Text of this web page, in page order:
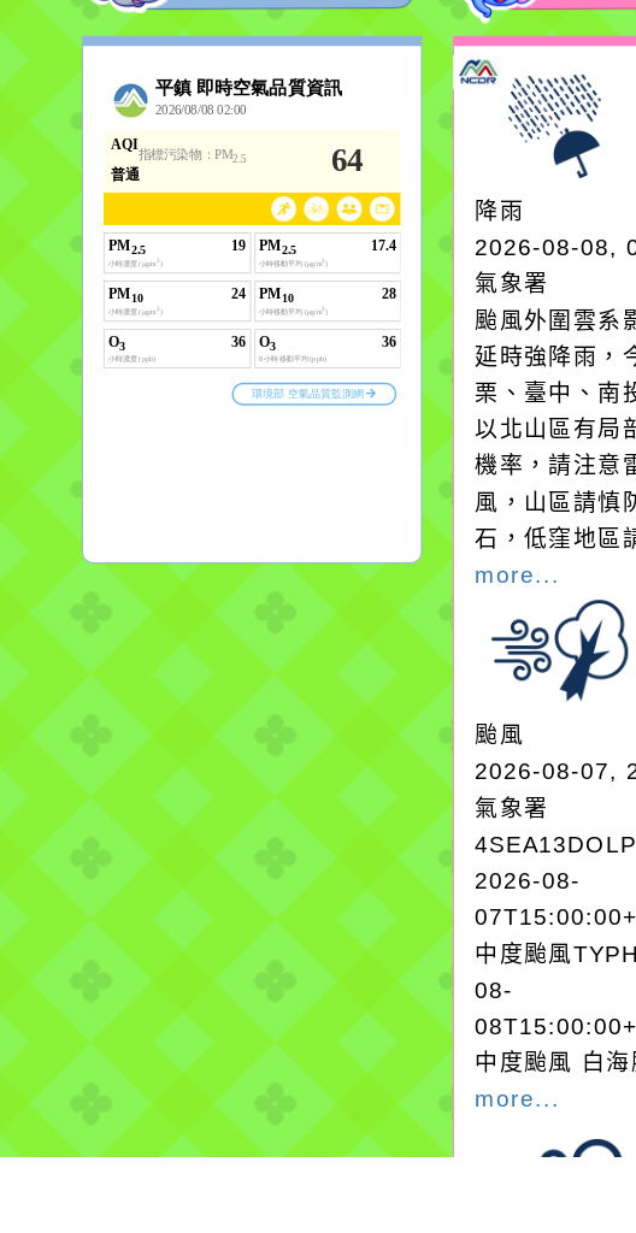
降雨
2026-08-08,
氣象署
颱風外圍雲系
延時強降雨，
栗、臺中、南
以北山區有局
機率，請注意
風，山區請慎
石，低窪地區
more...
颱風
2026-08-07,
氣象署
2026-08-
中度颱風
08-
中度颱風 白
more...
一杯清水因滴入一滴污
水而變污濁，一杯污水
卻不會因一滴清水的存
在而變清澈。
作者
在實
誘惑